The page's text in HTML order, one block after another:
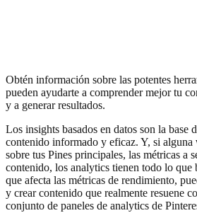
Obtén información sobre las potentes
pueden ayudarte a comprender mejor tu
y a generar resultados.
Los insights basados en datos son la base
contenido informado y eficaz. Y, si alguna
sobre tus Pines principales, las métricas a
contenido, los analytics tienen todo lo que
que afecta las métricas de rendimiento,
y crear contenido que realmente resuene
conjunto de paneles de analytics de